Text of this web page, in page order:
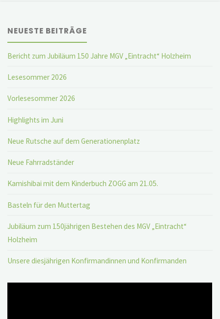
NEUESTE BEITRÄGE
Bericht zum Jubiläum 150 Jahre MGV „Eintracht“ Holzheim
Lesesommer 2026
Vorlesesommer 2026
Highlights im Juni
Neue Rutsche auf dem Generationenplatz
Neue Fahrradständer
Kamishibai mit dem Kinderbuch ZOGG am 21.05.
Basteln für den Muttertag
Jubiläum zum 150jährigen Bestehen des MGV „Eintracht“
Holzheim
Unsere diesjährigen Konfirmandinnen und Konfirmanden